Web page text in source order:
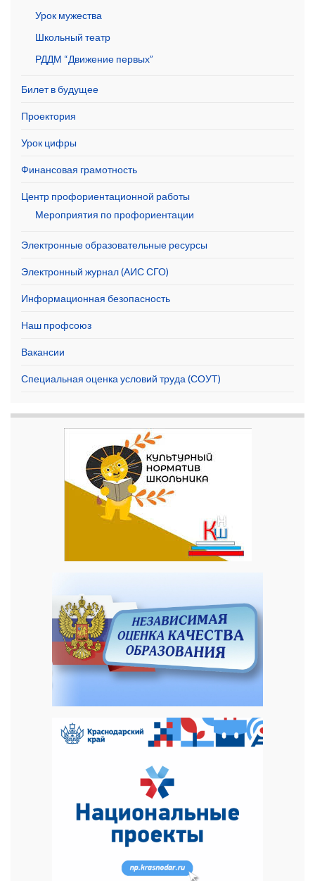
Урок мужества
Школьный театр
РДДМ “Движение первых”
Билет в будущее
Проектория
Урок цифры
Финансовая грамотность
Центр профориентационной работы
Мероприятия по профориентации
Электронные образовательные ресурсы
Электронный журнал (АИС СГО)
Информационная безопасность
Наш профсоюз
Вакансии
Специальная оценка условий труда (СОУТ)